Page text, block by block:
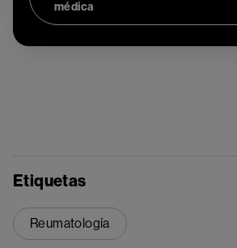
médica
Etiquetas
Reumatología